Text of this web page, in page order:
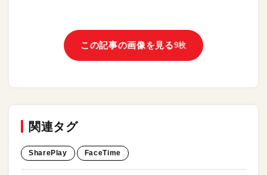
この記事の画像を見る9枚
関連タグ
SharePlay FaceTime